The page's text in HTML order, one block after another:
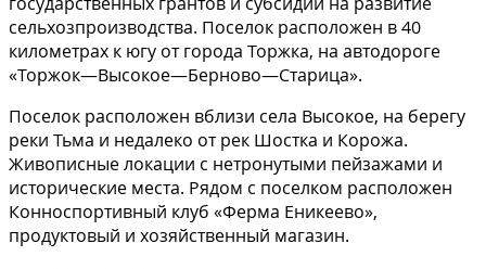
сельхозпроизводства. Поселок расположен в 40
километрах к югу от города Торжка, на автодороге
«Торжок—Высокое—Берново—Старица».
Поселок расположен вблизи села Высокое, на берегу
реки Тьма и недалеко от рек Шостка и Корожа.
Живописные локации с нетронутыми пейзажами и
исторические места. Рядом с поселком расположен
Конноспортивный клуб «Ферма Еникеево»,
продуктовый и хозяйственный магазин.